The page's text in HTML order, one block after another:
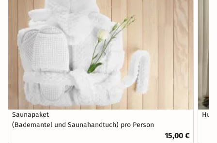
Saunapaket
(Bademantel und Saunahandtuch) pro Person
15,00 €